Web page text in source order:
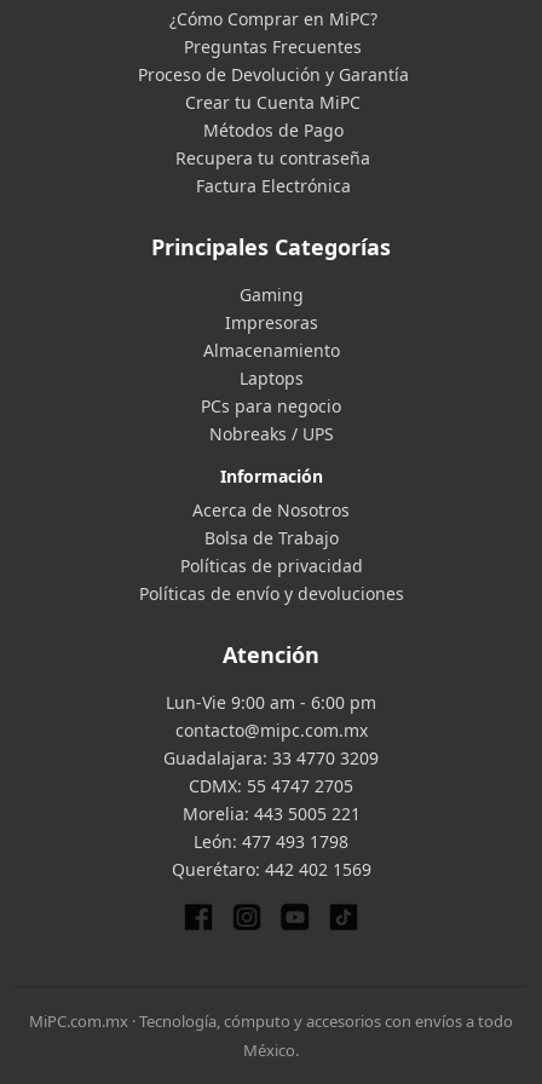
¿Cómo Comprar en MiPC?
Preguntas Frecuentes
Proceso de Devolución y Garantía
Crear tu Cuenta MiPC
Métodos de Pago
Recupera tu contraseña
Factura Electrónica
Principales Categorías
Gaming
Impresoras
Almacenamiento
Laptops
PCs para negocio
Nobreaks / UPS
Información
Acerca de Nosotros
Bolsa de Trabajo
Políticas de privacidad
Políticas de envío y devoluciones
Atención
Lun-Vie 9:00 am - 6:00 pm
contacto@mipc.com.mx
Guadalajara: 33 4770 3209
CDMX: 55 4747 2705
Morelia: 443 5005 221
León: 477 493 1798
Querétaro: 442 402 1569
MiPC.com.mx · Tecnología, cómputo y accesorios con envíos a todo
México.